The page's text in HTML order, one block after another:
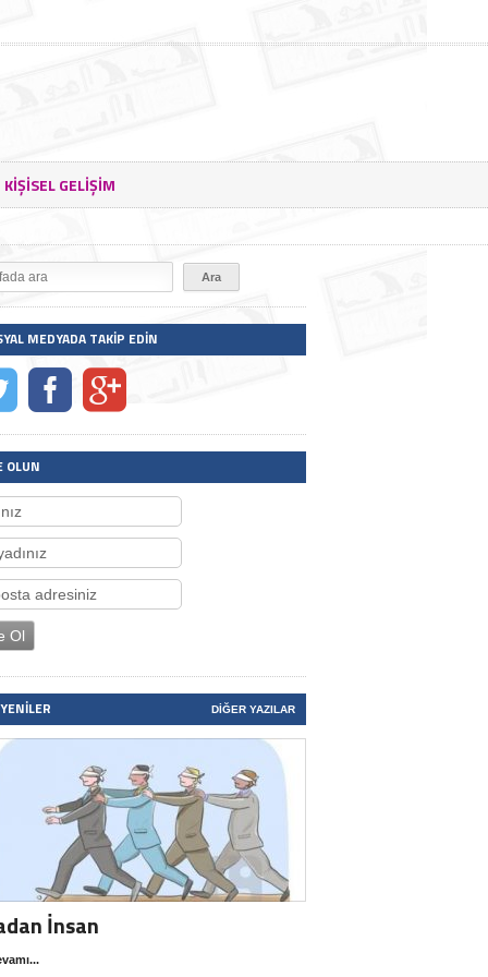
KIŞISEL GELIŞIM
MEDYADA TAKIP EDIN
OLUN
DIĞER YAZILAR
İnsan